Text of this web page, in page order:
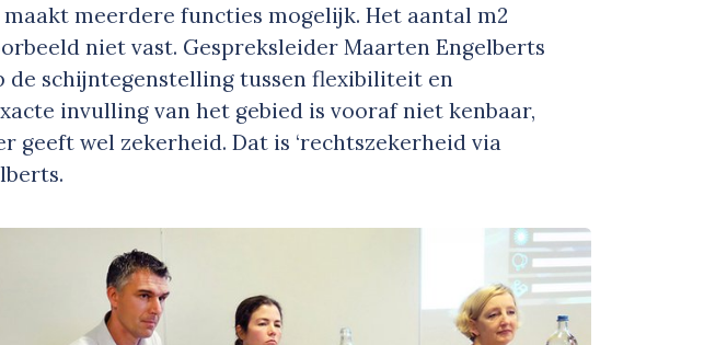
meerdere functies mogelijk. Het aantal m2
niet vast. Gespreksleider Maarten Engelberts
de schijntegenstelling tussen flexibiliteit en
invulling van het gebied is vooraf niet kenbaar,
geeft wel zekerheid. Dat is ‘rechtszekerheid via